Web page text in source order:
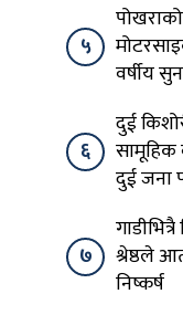
५
वर्षीय
६
दुई
सामूहिक
दुई जना
७
श्रेष्ठले
निष्कर्ष